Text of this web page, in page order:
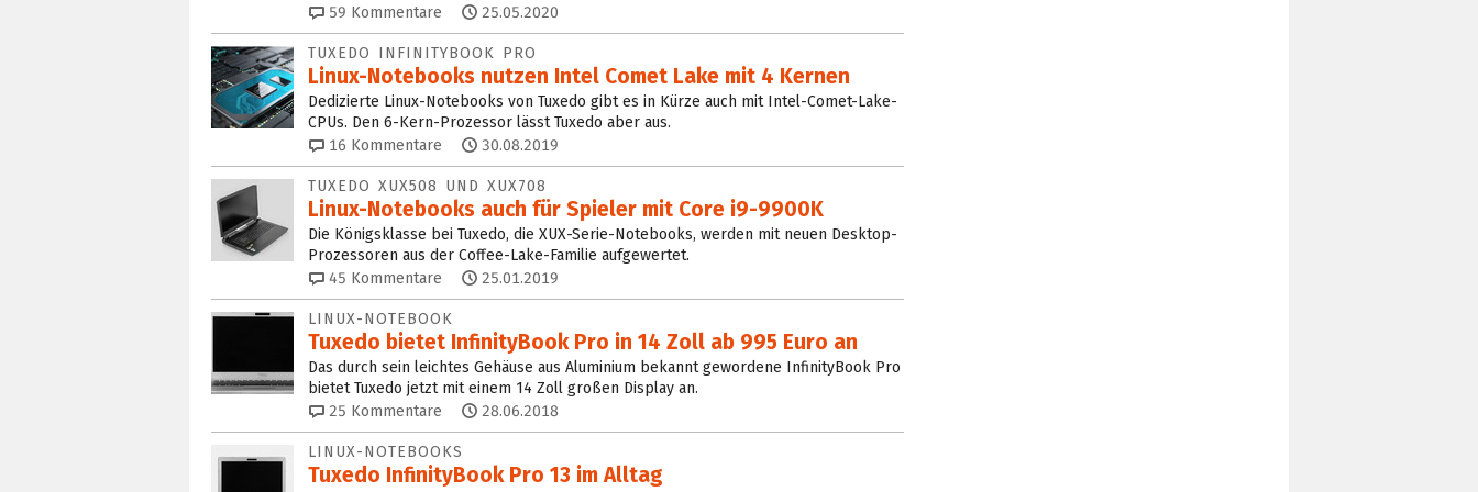
59 Kommentare 25.05.2020
TUXEDO INFINITYBOOK PRO
Linux-Notebooks nutzen Intel Comet Lake mit 4 Kernen
Dedizierte Linux-Notebooks von Tuxedo gibt es in Kürze auch mit Intel-Comet-Lake-
CPUs. Den 6-Kern-Prozessor lässt Tuxedo aber aus.
16 Kommentare 30.08.2019
TUXEDO XUX508 UND XUX708
Linux-Notebooks auch für Spieler mit Core i9-9900K
Die Königsklasse bei Tuxedo, die XUX-Serie-Notebooks, werden mit neuen Desktop-
Prozessoren aus der Coffee-Lake-Familie aufgewertet.
45 Kommentare 25.01.2019
LINUX-NOTEBOOK
Tuxedo bietet InfinityBook Pro in 14 Zoll ab 995 Euro an
Das durch sein leichtes Gehäuse aus Aluminium bekannt gewordene InfinityBook Pro
bietet Tuxedo jetzt mit einem 14 Zoll großen Display an.
25 Kommentare 28.06.2018
LINUX-NOTEBOOKS
Tuxedo InfinityBook Pro 13 im Alltag